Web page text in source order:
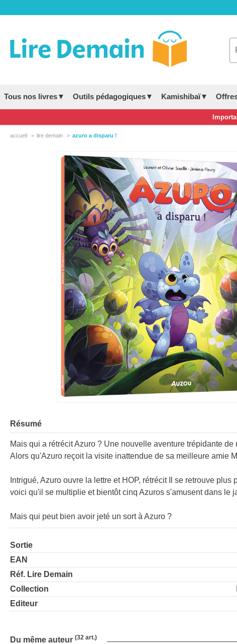
Tous nos livres▼ Outils pédagogiques▼ Kamishibaï▼
accueil lire demain azuro a disparu !
Résumé
Mais qui a rétrécit Azuro ? Une nouvelle aventure trépidante de
Alors qu'Azuro reçoit la visite inattendue de sa meilleure amie
Intrigué, Azuro ouvre la lettre et HOP, rétrécit Il se retrouve
voici qu'il se multiplie et bientôt cinq Azuros s'amusent dans le
Mais qui peut bien avoir jeté un sort à Azuro ?
Sortie
EAN
Réf. Lire Demain
Collection
Editeur
Du même auteur (32 art.)